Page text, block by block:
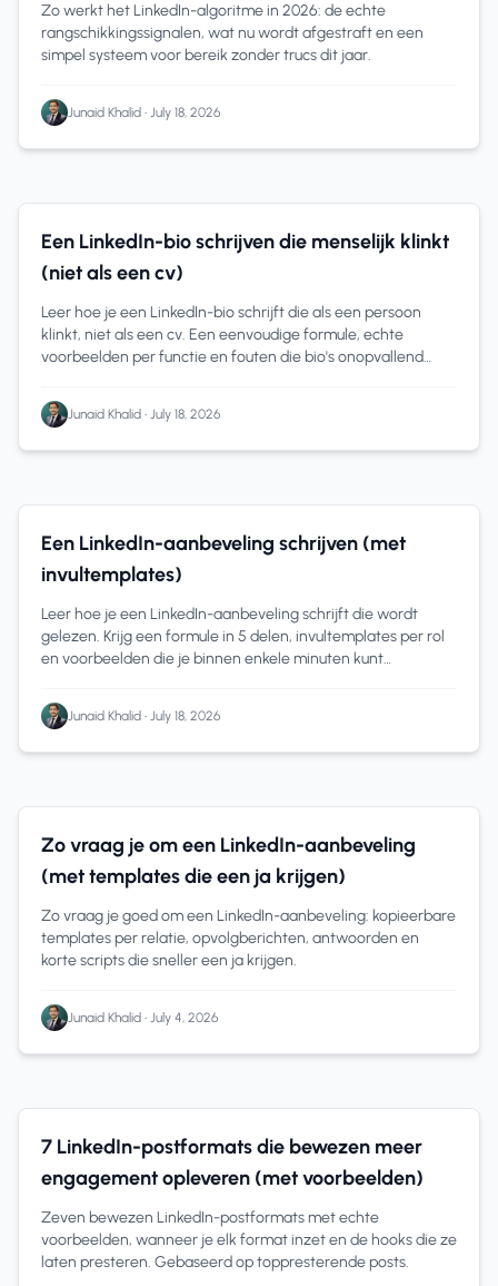
Zo werkt het LinkedIn-algoritme in 2026: de echte
rangschikkingssignalen, wat nu wordt afgestraft en een
simpel systeem voor bereik zonder trucs dit jaar.
Junaid Khalid • July 18, 2026
12 min read
Een LinkedIn-bio schrijven die menselijk klinkt
(niet als een cv)
Leer hoe je een LinkedIn-bio schrijft die als een persoon
klinkt, niet als een cv. Een eenvoudige formule, echte
voorbeelden per functie en fouten die bio's onopvallend
Junaid Khalid • July 18, 2026
11 min read
Een LinkedIn-aanbeveling schrijven (met
invultemplates)
Leer hoe je een LinkedIn-aanbeveling schrijft die wordt
gelezen. Krijg een formule in 5 delen, invultemplates per rol
en voorbeelden die je binnen enkele minuten kunt
Junaid Khalid • July 18, 2026
17 min read
Zo vraag je om een LinkedIn-aanbeveling
(met templates die een ja krijgen)
Zo vraag je goed om een LinkedIn-aanbeveling: kopieerbare
templates per relatie, opvolgberichten, antwoorden en
korte scripts die sneller een ja krijgen.
Junaid Khalid • July 4, 2026
Content Creation
7 LinkedIn-postformats die bewezen meer
engagement opleveren (met voorbeelden)
Zeven bewezen LinkedIn-postformats met echte
voorbeelden, wanneer je elk format inzet en de hooks die ze
laten presteren. Gebaseerd op toppresterende posts.